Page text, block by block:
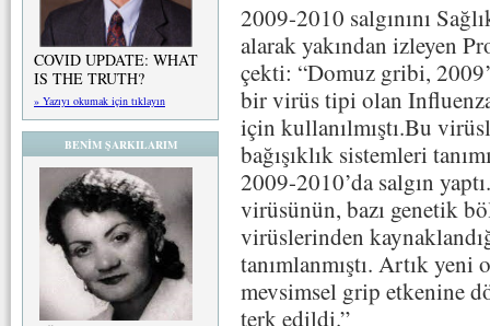
COVID UPDATE: WHAT
IS THE TRUTH?
» Yazıyı okumak için tıklayın
BENİM ŞARKILARIM
2009-2010 salgınını
alarak yakından izleyen
çekti: “Domuz gribi,
bir virüs tipi olan
için kullanılmıştı.Bu
bağışıklık sistemleri
2009-2010’da salgın
virüsünün, bazı genetik
virüslerinden
tanımlanmıştı. Artık yeni
mevsimsel grip etkenine
terk edildi.”